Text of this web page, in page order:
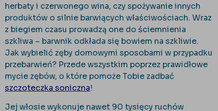
herbaty i czerwonego wina, czy spożywanie innych
produktów o silnie barwiących właściwościach. Wraz
z biegiem czasu prowadzą one do ściemnienia
szkliwa – barwnik odkłada się bowiem na szkliwie.
Jak wybielić zęby domowymi sposobami w przypadku
przebarwień? Przede wszystkim poprzez prawidłowe
mycie zębów, o które pomoże Tobie zadbać
szczoteczka soniczna!
Jej włosie wykonuje nawet 90 tysięcy ruchów